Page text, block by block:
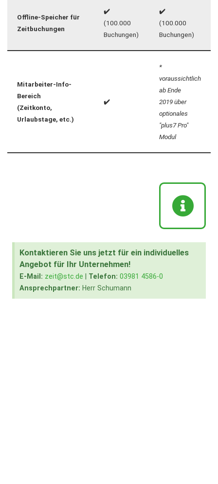
Offline-Speicher für
Zeitbuchungen
✔️
(100.000
Buchungen)
✔️
(100.000
Buchungen)
Mitarbeiter-Info-
Bereich
(Zeitkonto,
Urlaubstage, etc.)
✔️
*
voraussichtlich
ab Ende
2019 über
optionales
"plus7 Pro"
Modul
Kontaktieren Sie uns jetzt für ein individuelles
Angebot für Ihr Unternehmen!
E-Mail: zeit@stc.de Telefon: 03981 4586-0
Ansprechpartner: Herr Schumann